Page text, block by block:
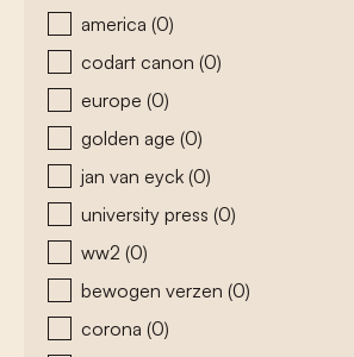
america (0)
codart canon (0)
europe (0)
golden age (0)
jan van eyck (0)
university press (0)
ww2 (0)
bewogen verzen (0)
corona (0)